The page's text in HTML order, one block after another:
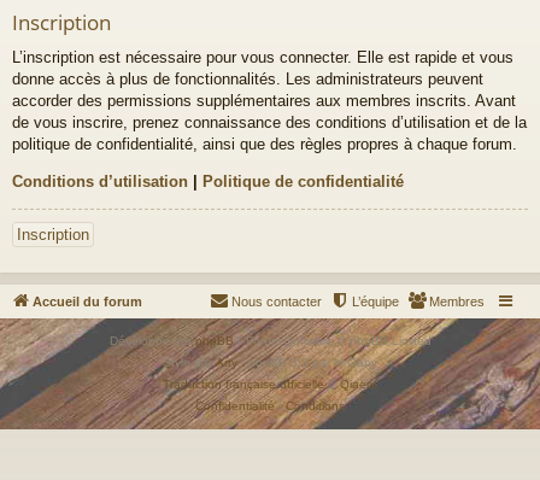
Inscription
L’inscription est nécessaire pour vous connecter. Elle est rapide et vous
donne accès à plus de fonctionnalités. Les administrateurs peuvent
accorder des permissions supplémentaires aux membres inscrits. Avant
de vous inscrire, prenez connaissance des conditions d’utilisation et de la
politique de confidentialité, ainsi que des règles propres à chaque forum.
Conditions d’utilisation | Politique de confidentialité
Inscription
Accueil du forum Membres
L’équipe
Nous contacter
Développé parphpBB® Forum Software © phpBB Limited
Style parArty- phpBB 3.3 par MrGaby
Traduction française officielle©Qiaeru
Confidentialité|Conditions